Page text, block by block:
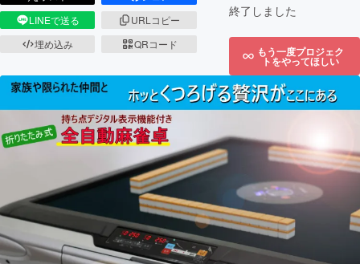
LINEで送る
URLコピー
埋め込み
QRコード
終了しました
もう一度プロジェク
トをやってほしい